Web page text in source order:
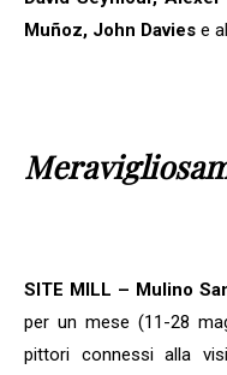
Muñoz, John Davies e
SITE MILL – Mulino
per un mese (11-28
pittori connessi alla